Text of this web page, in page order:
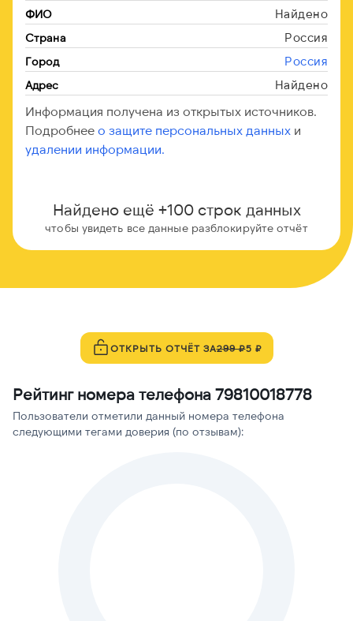
ФИО Найдено
Страна Россия
Город Россия
Адрес Найдено
Информация получена из открытых источников.
Подробнее о защите персональных данных и
удалении информации.
Найдено ещё +100 строк данных
чтобы увидеть все данные разблокируйте отчёт
ОТКРЫТЬ ОТЧЁТ ЗА299 ₽5 ₽
Рейтинг номера телефона 79810018778
Пользователи отметили данный номера телефона
следующими тегами доверия (по отзывам):